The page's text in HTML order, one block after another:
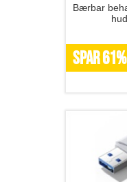
Bærbar
SPAR 61%